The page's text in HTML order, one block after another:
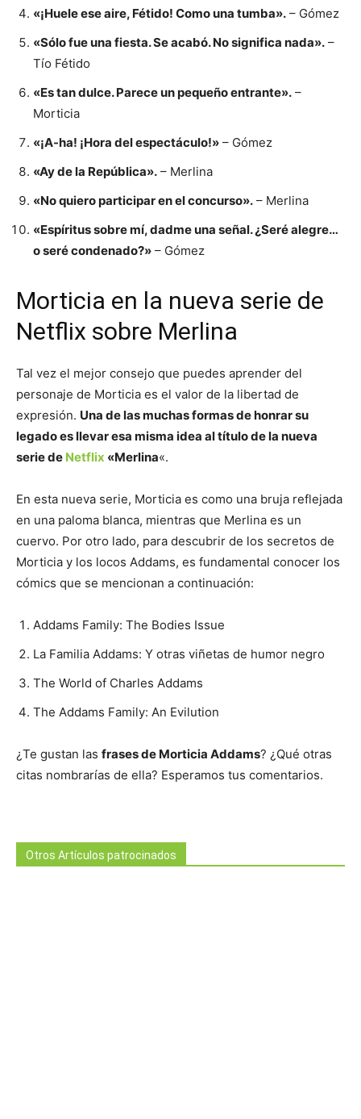
«¡Huele ese aire, Fétido! Como una tumba». – Gómez
«Sólo fue una fiesta. Se acabó. No significa nada». –
Tío Fétido
«Es tan dulce. Parece un pequeño entrante». –
Morticia
«¡A-ha! ¡Hora del espectáculo!» – Gómez
«Ay de la República». – Merlina
«No quiero participar en el concurso». – Merlina
«Espíritus sobre mí, dadme una señal. ¿Seré alegre…
o seré condenado?» – Gómez
Morticia en la nueva serie de
Netflix sobre Merlina
Tal vez el mejor consejo que puedes aprender del
personaje de Morticia es el valor de la libertad de
expresión. Una de las muchas formas de honrar su
legado es llevar esa misma idea al título de la nueva
serie de Netflix «Merlina«.
En esta nueva serie, Morticia es como una bruja reflejada
en una paloma blanca, mientras que Merlina es un
cuervo. Por otro lado, para descubrir de los secretos de
Morticia y los locos Addams, es fundamental conocer los
cómics que se mencionan a continuación:
Addams Family: The Bodies Issue
La Familia Addams: Y otras viñetas de humor negro
The World of Charles Addams
The Addams Family: An Evilution
¿Te gustan las frases de Morticia Addams? ¿Qué otras
citas nombrarías de ella? Esperamos tus comentarios.
Otros Artículos patrocinados